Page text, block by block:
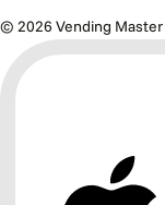
© 2026 Vending Master